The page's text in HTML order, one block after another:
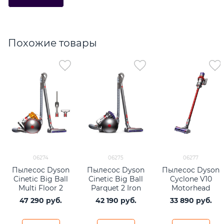
Похожие товары
06274
Пылесос Dyson
Cinetic Big Ball
Multi Floor 2
CY26 EU Iron
Yellow
47 290 руб.
06275
Пылесос Dyson
Cinetic Big Ball
Parquet 2 Iron
Purple
42 190 руб.
06277
Пылесос Dyson
Cyclone V10
Motorhead
Red/Grey
33 890 руб.